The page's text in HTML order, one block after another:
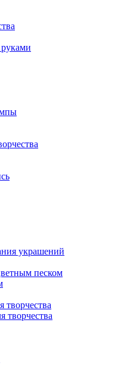
украшений
песком
творчества
творчества